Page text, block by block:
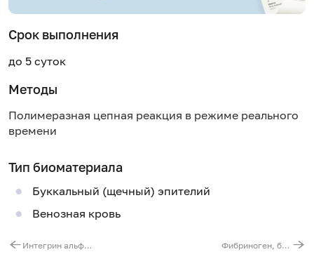
Срок выполнения
до 5 суток
Методы
Полимеразная цепная реакция в режиме реального
времени
Тип биоматериала
Буккальный (щечный) эпителий
Венозная кровь
Интегрин альфа-2 (гликопротеин Ia/IIa тромбоцитов) (ITGA2). Выявление мутации C807T (нарушение синтеза белка) Фибриноген, бета-полипептид (FGB). Выявление мутации G(-455)A (регуляторная область гена)